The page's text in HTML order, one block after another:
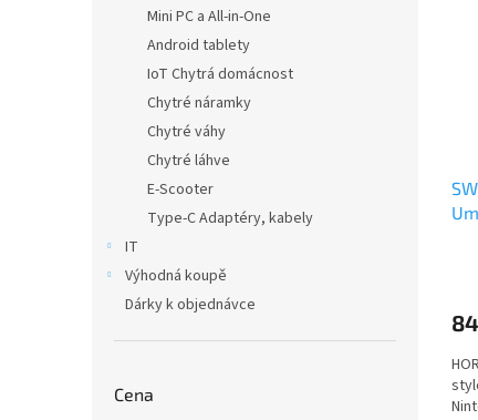
Mini PC a All-in-One
Android tablety
IoT Chytrá domácnost
Chytré náramky
Chytré váhy
Chytré láhve
E-Scooter
Type-C Adaptéry, kabely
IT
Výhodná koupě
Dárky k objednávce
Cena